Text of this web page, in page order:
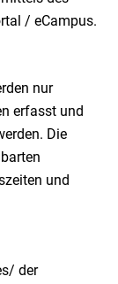
/ eCampus.
nur
erfasst und
Die
und
der